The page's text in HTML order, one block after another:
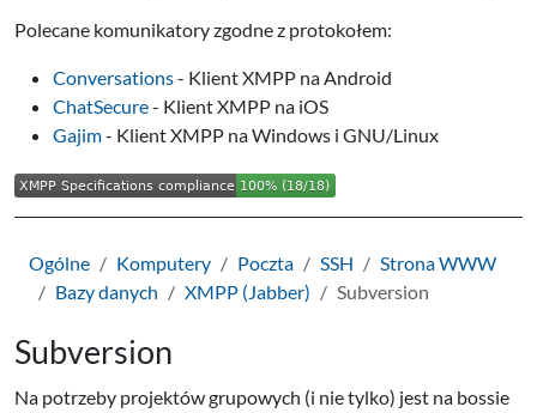
Polecane komunikatory zgodne z protokołem:
Conversations- Klient XMPP na Android
ChatSecure- Klient XMPP na iOS
Gajim- Klient XMPP na Windows i GNU/Linux
Ogólne Komputery Poczta SSH
Strona WWW
Bazy danych
XMPP (Jabber) Subversion
Subversion
Na potrzeby projektów grupowych (i nie tylko) jest na bossie